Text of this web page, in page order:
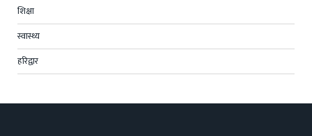
शिक्षा
स्वास्थ्य
हरिद्वार